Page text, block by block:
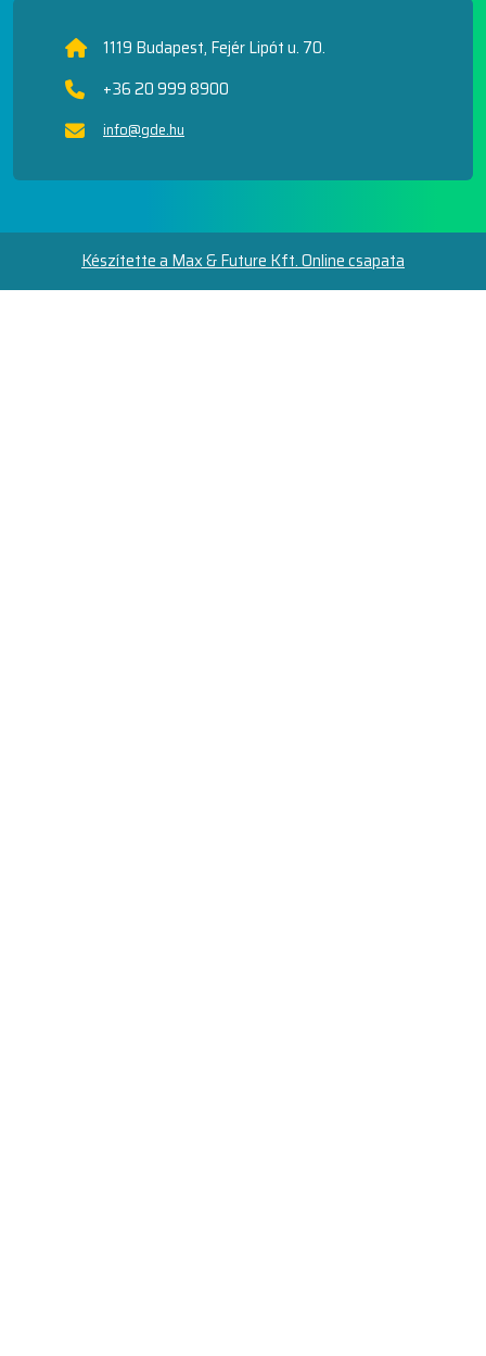
1119 Budapest, Fejér Lipót u. 70.
+36 20 999 8900
info@gde.hu
Készítette a Max & Future Kft. Online csapata